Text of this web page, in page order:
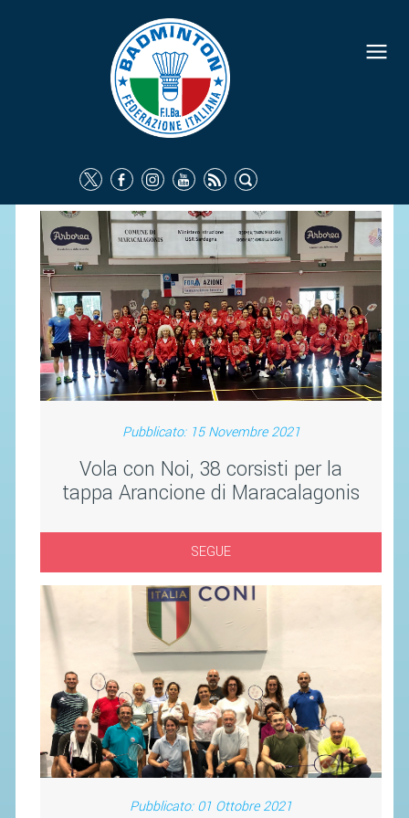
Pubblicato: 15 Novembre 2021
Vola con Noi, 38 corsisti per la
tappa Arancione di Maracalagonis
SEGUE
Pubblicato: 01 Ottobre 2021
FEDERAZIONE
IDENTITÀ
COMMISSIONI FEDERALI
ORGANI TERRITORIALI
SOCIETÀ SPORTIVE
CARTE FEDERALI
ATTI UFFICIALI
TUTELA DELLA SALUTE -
ANTIDOPING
COMUNICAZIONE E MARKETING
AVVISI E BANDI
SAFEGUARDING
RICHIESTA PATROCINIO
GIUSTIZIA FEDERALE
REGOLAMENTI
PROVVEDIMENTI
ORGANI DI GIUSTIZIA FEDERALE
MAGLIA AZZURRA